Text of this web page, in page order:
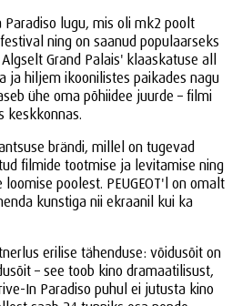
Paradiso lugu, mis oli mk2 poolt
ning on saanud populaarseks
Grand Palais' klaaskatuse all
ja hiljem ikoonilistes paikades nagu
ühe oma põhiidee juurde – filmi
keskkonnas.
brändi, millel on tugevad
filmide tootmise ja levitamise ning
poolest. PEUGEOT'l on omalt
kunstiga nii ekraanil kui ka
erilise tähenduse: võidusõit on
– see toob kino dramaatilisust,
In Paradiso puhul ei jutusta kino